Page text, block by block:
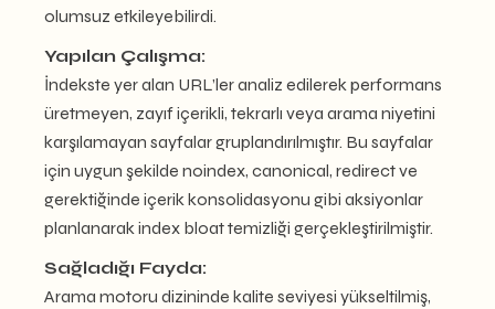
olumsuz etkileyebilirdi.
Yapılan Çalışma:
İndekste yer alan URL’ler analiz edilerek performans
üretmeyen, zayıf içerikli, tekrarlı veya arama niyetini
karşılamayan sayfalar gruplandırılmıştır. Bu sayfalar
için uygun şekilde noindex, canonical, redirect ve
gerektiğinde içerik konsolidasyonu gibi aksiyonlar
planlanarak index bloat temizliği gerçekleştirilmiştir.
Sağladığı Fayda:
Arama motoru dizininde kalite seviyesi yükseltilmiş,